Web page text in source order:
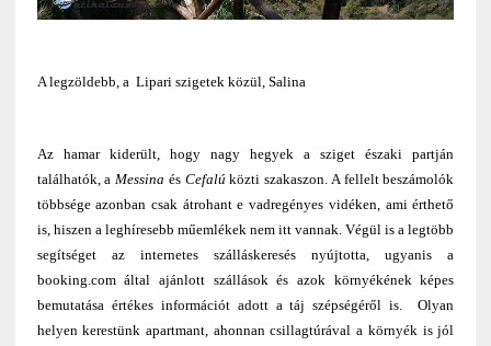
A legzöldebb, a Lipari szigetek közül, Salina
Az hamar kiderült, hogy nagy hegyek a sziget északi partján
találhatók, aMessina és Cefalú közti szakaszon. A fellelt beszámolók
többsége azonban csak átrohant e vadregényes vidéken, ami érthető
is, hiszen a leghíresebb műemlékek nem itt vannak. Végül is a legtöbb
segítséget az internetes szálláskeresés nyújtotta, ugyanis a
booking.com által ajánlott szállások és azok környékének képes
bemutatása értékes információt adott a táj szépségéről is. Olyan
helyen kerestünk apartmant, ahonnan csillagtúrával a környék is jól